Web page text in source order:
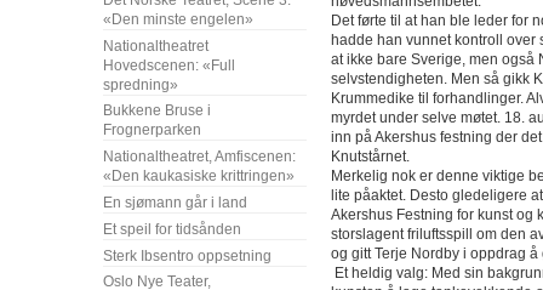
«Den minste engelen»
Nationaltheatret
Hovedscenen: «Full
spredning»
Bukkene Bruse i
Frognerparken
Nationaltheatret, Amfiscenen:
«Den kaukasiske krittringen»
En sjømann går i land
Et speil for tidsånden
Sterk Ibsentro oppsetning
Oslo Nye Teater,
Det førte til at han ble leder for
hadde han vunnet kontroll over
at ikke bare Sverige, men også
selvstendigheten. Men så gikk
Krummedike til forhandlinger.
myrdet under selve møtet. 18.
inn på Akershus festning der
Knutstårnet.
Merkelig nok er denne viktige
lite påaktet. Desto gledeligere
Akershus Festning for kunst og
storslagent friluftsspill om den
og gitt Terje Nordby i oppdrag
Et heldig valg: Med sin